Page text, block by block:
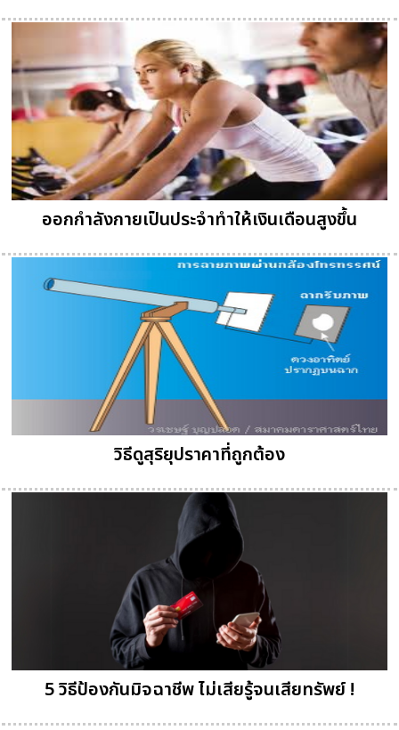
ออกกำลังกายเป็นประจำทำให้เงินเดือนสูงขึ้น
วิธีดูสุริยุปราคาที่ถูกต้อง
5 วิธีป้องกันมิจฉาชีพ ไม่เสียรู้จนเสียทรัพย์ !